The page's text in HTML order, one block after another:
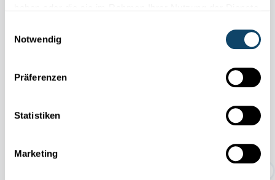
Notwendig
Präferenzen
Statistiken
Marketing
Alle Events
2026
TEMPORÄRE AUSSTELLUNG:
Geschichten rund um den Abf...